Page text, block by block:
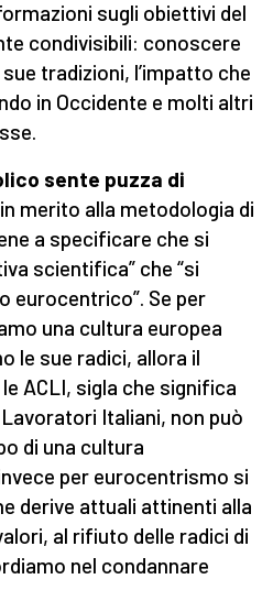
sugli obiettivi del
condivisibili: conoscere
tradizioni, l’impatto che
in Occidente e molti altri
sente puzza di
merito alla metodologia di
a specificare che si
scientifica” che “si
eurocentrico”. Se per
una cultura europea
le sue radici, allora il
ACLI, sigla che significa
Italiani, non può
di una cultura
per eurocentrismo si
derive attuali attinenti alla
al rifiuto delle radici di
nel condannare